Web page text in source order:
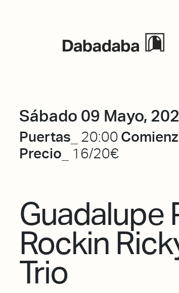
Sábado 09 Mayo,
Puertas_ 20:00
Precio_ 16/20€
Guadalupe
Rockin
Trio